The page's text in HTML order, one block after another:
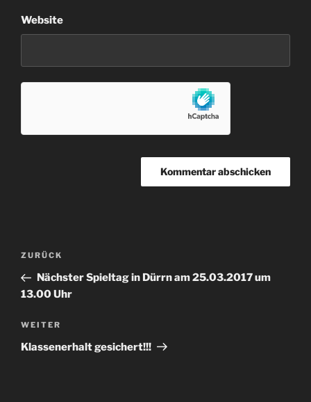
Website
Beitragsnavigation
Vorheriger
Beitrag
ZURÜCK
Nächster Spieltag in Dürrn am 25.03.2017 um
13.00 Uhr
Nächster
Beitrag
WEITER
Klassenerhalt gesichert!!!